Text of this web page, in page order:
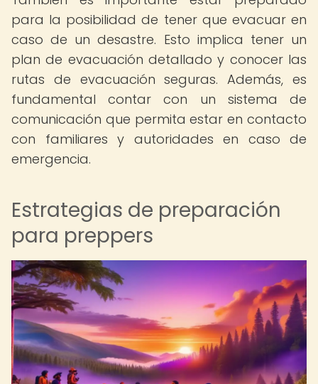
para la posibilidad de tener que evacuar en
caso de un desastre. Esto implica tener un
plan de evacuación detallado y conocer las
rutas de evacuación seguras. Además, es
fundamental contar con un sistema de
comunicación que permita estar en contacto
con familiares y autoridades en caso de
emergencia.
Estrategias de preparación
para preppers